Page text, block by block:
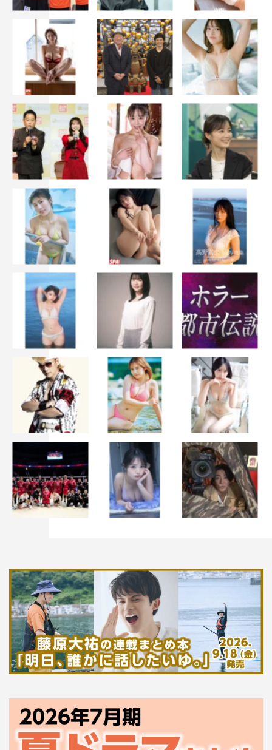
朝ドラ初出演で、家族、親戚も喜んでいます。三流ゴシッ
プ雑誌の芸能記者という役ですが、朝のお茶の間にいかが
わしい変なやつが出て来たな〜と、面白がってもらえるよ
うに頑張ります。
制作統括・福岡利武 コメント
物語後半でも、魅力的な方々にご出演いただくことになり
ました！ 喜劇王・タナケンの生瀬勝久さんは、超個性的
な喜劇王を作り上げてくれています。歌あり、踊りありの
舞台シーンにも挑んでいただいています。東看護師の友近
さんは、身重なスズ子に一番近くで寄り添ってくれていま
す。存在感と愛情たっぷりの芝居です。村山興業の社長秘
書の矢崎は三浦誠己さん。社長・トミの伝言をスズ子に
淡々と伝える切れ者ぶりを発揮してくれています。みのす
けさんは神出鬼没な芸能記者。ふてぶてしく、いやらし
く、でもどこか愛らしい、そんな男を熱演してくれていま
す。ブギウギは東京編も始まったばかり。「ブギの女王」
誕生に向けて物語はどんどん加速していきます！ ぜひご
覧ください!!
番組情報
連続テレビ小説『ブギウギ』
NHK総合ほか
毎週月曜～土曜 午前
8時～8時15分ほか
番組公式 HP：https://nhk.jp/boogie
©NHK
生瀬勝久 趣里